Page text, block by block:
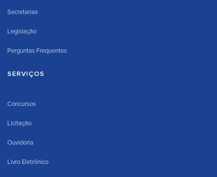
Secretarias
Legislação
Perguntas Frequentes
SERVIÇOS
Concursos
Licitação
Ouvidoria
Livro Eletrônico